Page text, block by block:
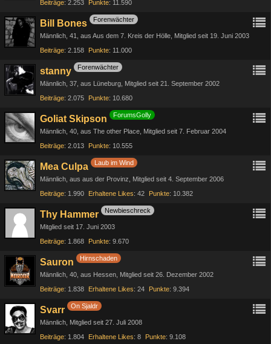
Beiträge 2.253 Punkte 11.590
Bill Bones Forenwächter
Männlich 41 aus Aus dem 7. Kreis der Hölle Mitglied seit 19. Juni 2003
Beiträge 2.158 Punkte 11.000
stanny Forenwächter
Männlich 37 aus Lüneburg Mitglied seit 21. September 2002
Beiträge 2.075 Punkte 10.680
Goliat Skipson ForumsGolly
Männlich 40 aus The other Place Mitglied seit 7. Februar 2004
Beiträge 2.013 Punkte 10.555
Mea Culpa Laub im Wind
Männlich aus aus der Provinz
Mitglied seit 4. September 2006
Beiträge 1.990 Erhaltene Likes 42 Punkte 10.382
Thy Hammer Newbieschreck
Mitglied seit 17. Juni 2003
Beiträge 1.868 Punkte 9.670
Sauron Hirnschaden
Männlich 40 aus Hessen Mitglied seit 26. Dezember 2002
Beiträge 1.838 Erhaltene Likes 24 Punkte 9.394
Svarr On Sjaldr
Männlich Mitglied seit 27. Juli 2008
Beiträge 1.804 Erhaltene Likes 8 Punkte 9.108